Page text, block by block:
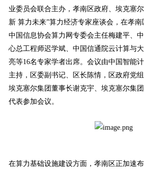
业委员会联合主办，孝南区政府、埃克塞
新 算力未来”算力经济专家座谈会，在孝南
中国信息协会算力网专委会主任梅建平、
心总工程师迟学斌、中国信通院云计算与
亮等16名专家学者出席。会议由中国智能
主持，区委副书记、区长陈情，区政府党
埃克塞尔集团董事长谢克宇、埃克塞尔集
代表参加会议。
在算力基础设施建设方面，孝南区正加速